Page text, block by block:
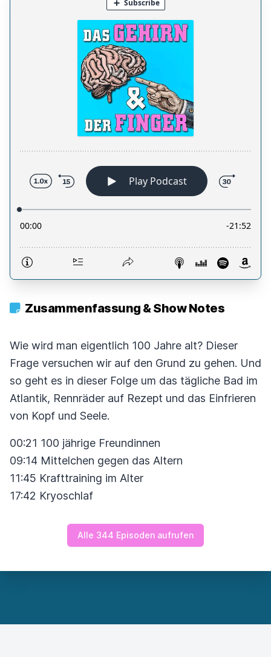
Zusammenfassung & Show Notes
Wie wird man eigentlich 100 Jahre alt? Dieser
Frage versuchen wir auf den Grund zu gehen. Und
so geht es in dieser Folge um das tägliche Bad im
Atlantik, Rennräder auf Rezept und das Einfrieren
von Kopf und Seele.
00:21 100 jährige Freundinnen
09:14 Mittelchen gegen das Altern
11:45 Krafttraining im Alter
17:42 Kryoschlaf
Alle 344 Episoden aufrufen